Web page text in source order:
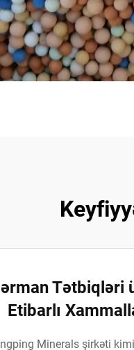
Tətbiqləri
Etibarlı
Minerals şirkəti